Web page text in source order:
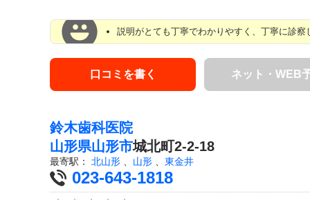
説明がとても丁寧でわかりやすく、丁寧に診察
口コミを書く ネット・WEB
鈴木歯科医院
山形県山形市城北町2-2-18
最寄駅： 北山形 山形 東金井
023-643-1818